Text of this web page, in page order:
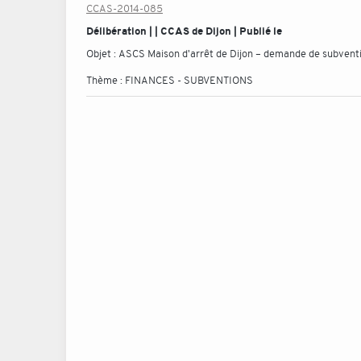
CCAS-2014-085
Délibération | | CCAS de Dijon | Publié le
Objet : ASCS Maison d'arrêt de Dijon – demande de
Thème : FINANCES - SUBVENTIONS